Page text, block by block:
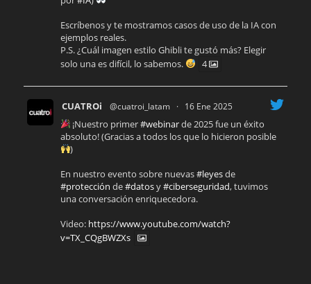
Escríbenos y te mostramos casos de uso de la IA con
ejemplos reales.
P.S. ¿Cuál imagen estilo Ghibli te gustó más? Elegir
solo una es difícil, lo sabemos.
4
CUATROi @cuatroi_latam · 16 Ene 2025
¡Nuestro primer#webinarde 2025 fue un éxito
absoluto! (Gracias a todos los que lo hicieron posible
)
En nuestro evento sobre nuevas#leyesde
#protección de#datosy#ciberseguridad, tuvimos
una conversación enriquecedora.
Video: https://www.youtube.com/watch?
v=TX_CQgBWZXs